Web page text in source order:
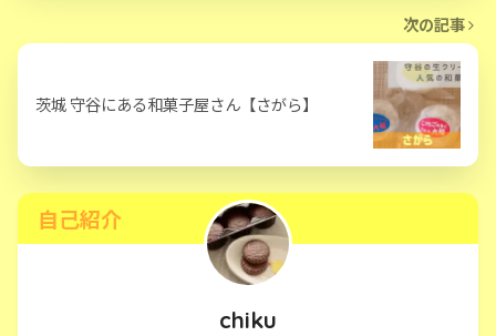
次の記事
茨城 守谷にある和菓子屋さん【さがら】
自己紹介
chiku